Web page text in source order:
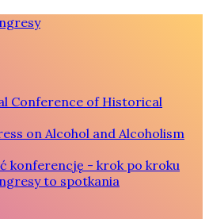
Conference of Historical
on Alcohol and Alcoholism
konferencję - krok po kroku
to spotkania